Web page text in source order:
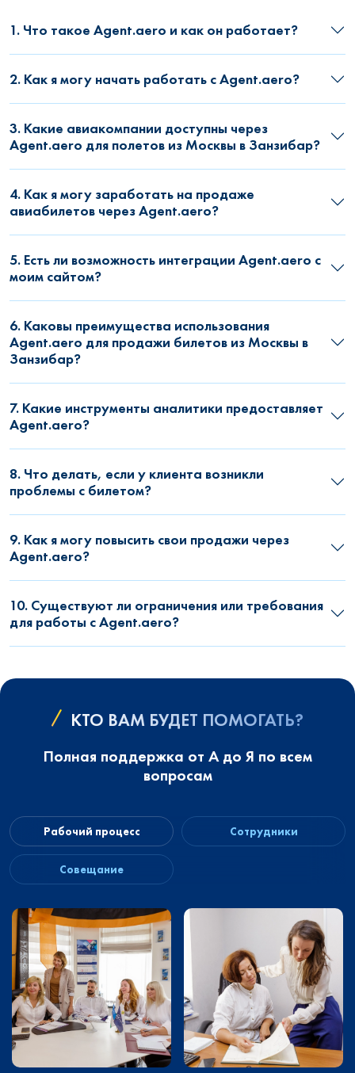
1. Что такое Agent.aero и как он работает?
2. Как я могу начать работать с Agent.aero?
3. Какие авиакомпании доступны через
Agent.aero для полетов из Москвы в Занзибар?
4. Как я могу заработать на продаже
авиабилетов через Agent.aero?
5. Есть ли возможность интеграции Agent.aero с
моим сайтом?
6. Каковы преимущества использования
Agent.aero для продажи билетов из Москвы в
Занзибар?
7. Какие инструменты аналитики предоставляет
Agent.aero?
8. Что делать, если у клиента возникли
проблемы с билетом?
9. Как я могу повысить свои продажи через
Agent.aero?
10. Существуют ли ограничения или требования
для работы с Agent.aero?
КТО ВАМ БУДЕТ ПОМОГАТЬ?
Полная поддержка от А до Я по всем
вопросам
Рабочий процесс Сотрудники
Совещание